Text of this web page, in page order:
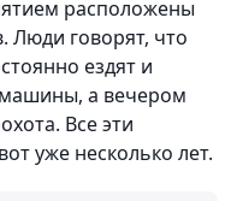
расположены
Люди говорят, что
ездят и
а вечером
Все эти
уже несколько лет.